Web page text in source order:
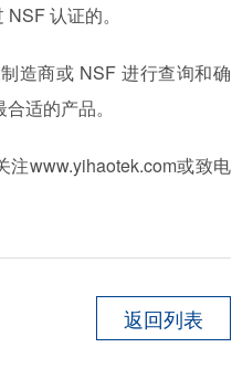
NSF认证的。
造商或 NSF 进行查询和确
适的产品。
注www.yihaotek.com或致电
返回列表